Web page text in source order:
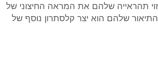
תהראייה שלהם את המראה החיצוני של
שלהם הוא יצר קלסתרון נוסף של